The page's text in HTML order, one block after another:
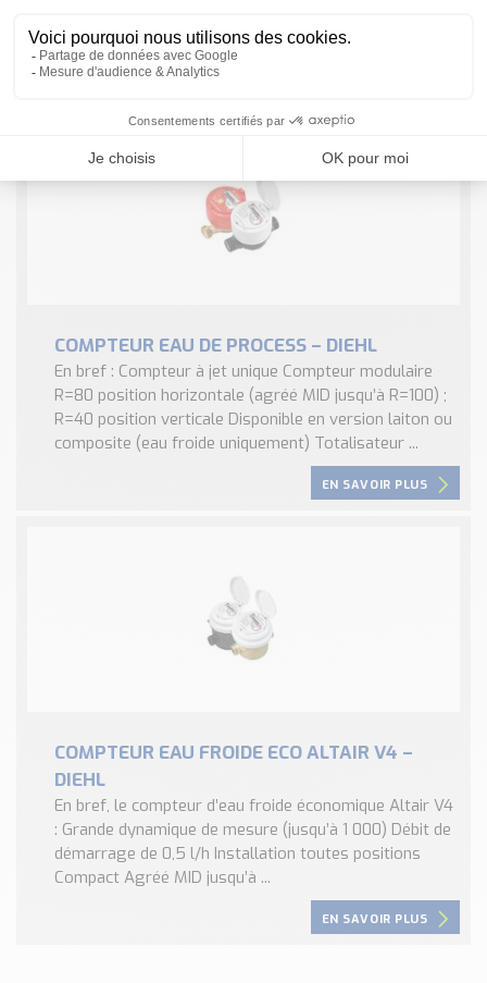
des applications ...
COMPTEUR EAU DE PROCESS – DIEHL
En bref : Compteur à jet unique Compteur modulaire
R=80 position horizontale (agréé MID jusqu’à R=100) ;
R=40 position verticale Disponible en version laiton ou
composite (eau froide uniquement) Totalisateur ...
EN SAVOIR PLUS
COMPTEUR EAU FROIDE ECO ALTAIR V4 –
DIEHL
En bref, le compteur d’eau froide économique Altair V4
: Grande dynamique de mesure (jusqu’à 1 000) Débit de
démarrage de 0,5 l/h Installation toutes positions
Compact Agréé MID jusqu’à ...
EN SAVOIR PLUS